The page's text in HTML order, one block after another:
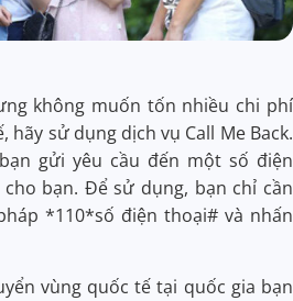
không muốn tốn nhiều chi phí
hãy sử dụng dịch vụ Call Me Back.
gửi yêu cầu đến một số điện
bạn. Để sử dụng, bạn chỉ cần
*110*số điện thoại# và nhấn
vùng quốc tế tại quốc gia bạn